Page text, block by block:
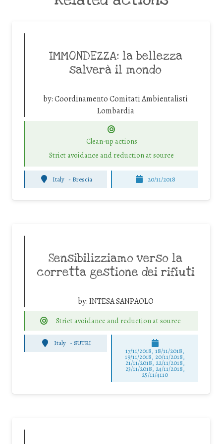
IMMONDEZZA: la bellezza
salverà il mondo
by:Coordinamento Comitati Ambientalisti
Lombardia
Clean-up actions
Strict avoidance and reduction at source
Italy - Brescia 20/11/2018
Sensibilizziamo verso la
corretta gestione dei rifiuti
by:INTESA SANPAOLO
Strict avoidance and reduction at source
Italy - SUTRI
17/11/2018, 18/11/2018,
19/11/2018, 20/11/2018,
21/11/2018, 22/11/2018,
23/11/2018, 24/11/2018,
25/11/4110